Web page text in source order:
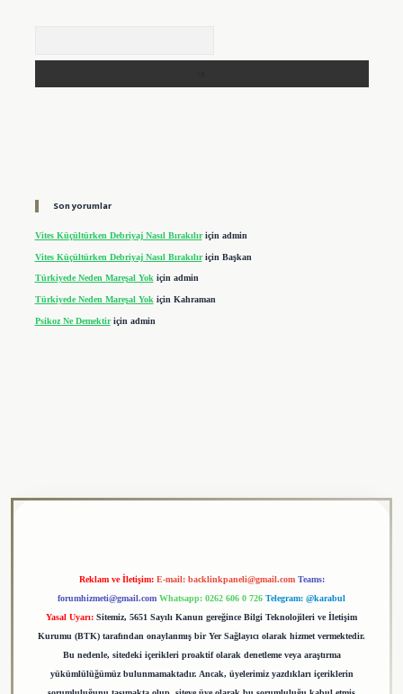
Son yorumlar
Vites Küçültürken Debriyaj Nasıl Bırakılıriçin admin
Vites Küçültürken Debriyaj Nasıl Bırakılıriçin Başkan
Türkiyede Neden Mareşal Yokiçin admin
Türkiyede Neden Mareşal Yok için Kahraman
Psikoz Ne Demektiriçin admin
Reklam ve İletişim: E-mail: backlinkpaneli@gmail.com Teams:
forumhizmeti@gmail.com Whatsapp: 0262 606 0 726 Telegram: @karabul
Yasal Uyarı: Sitemiz, 5651 Sayılı Kanun gereğince Bilgi Teknolojileri ve İletişim
Kurumu (BTK) tarafından onaylanmış bir Yer Sağlayıcı olarak hizmet vermektedir.
Bu nedenle, sitedeki içerikleri proaktif olarak denetleme veya araştırma
yükümlülüğümüz bulunmamaktadır. Ancak, üyelerimiz yazdıkları içeriklerin